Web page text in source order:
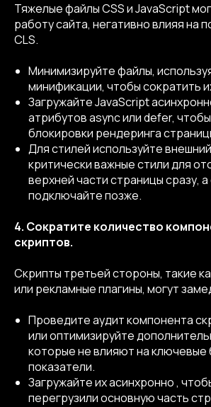
Тяжелые файлы CSS и JavaScript
работу сайта, негативно влияя на
CLS.
Минимизируйте файлы,
минификации, чтобы сократить
Загружайте JavaScript
атрибутов async или defer,
блокировки рендеринга
Для стилей используйте
критически важные стили для
верхней части страницы сразу,
подключайте позже.
4. Сократите количество
скриптов.
Скрипты третьей стороны, такие
или рекламные плагины, могут
Проведите аудит компонента
или оптимизируйте
которые не влияют на ключевые
показатели.
Загружайте их асинхронно ,
перегрузили основную часть